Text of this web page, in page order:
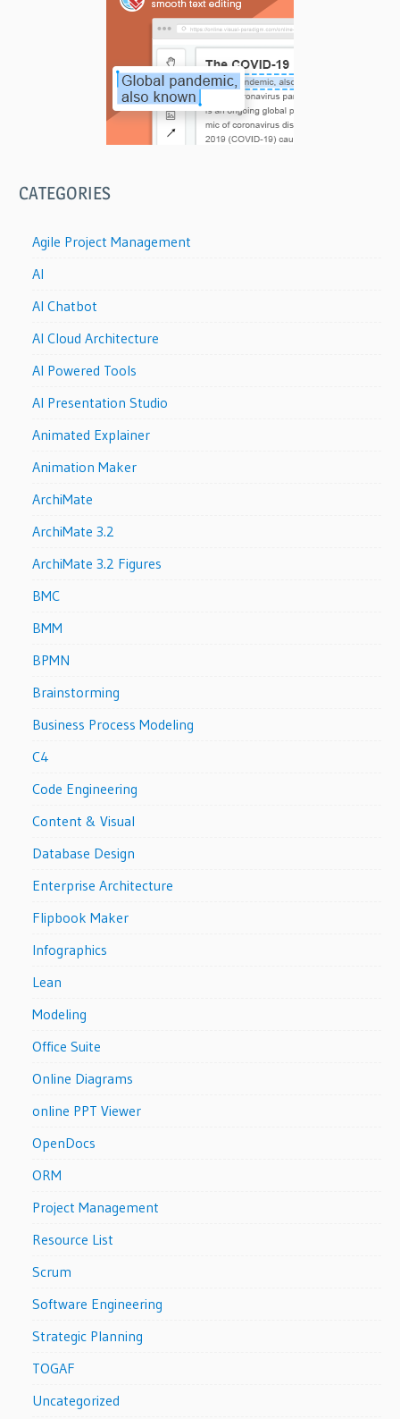
CATEGORIES
Agile Project Management
AI
AI Chatbot
AI Cloud Architecture
AI Powered Tools
AI Presentation Studio
Animated Explainer
Animation Maker
ArchiMate
ArchiMate 3.2
ArchiMate 3.2 Figures
BMC
BMM
BPMN
Brainstorming
Business Process Modeling
C4
Code Engineering
Content & Visual
Database Design
Enterprise Architecture
Flipbook Maker
Infographics
Lean
Modeling
Office Suite
Online Diagrams
online PPT Viewer
OpenDocs
ORM
Project Management
Resource List
Scrum
Software Engineering
Strategic Planning
TOGAF
Uncategorized